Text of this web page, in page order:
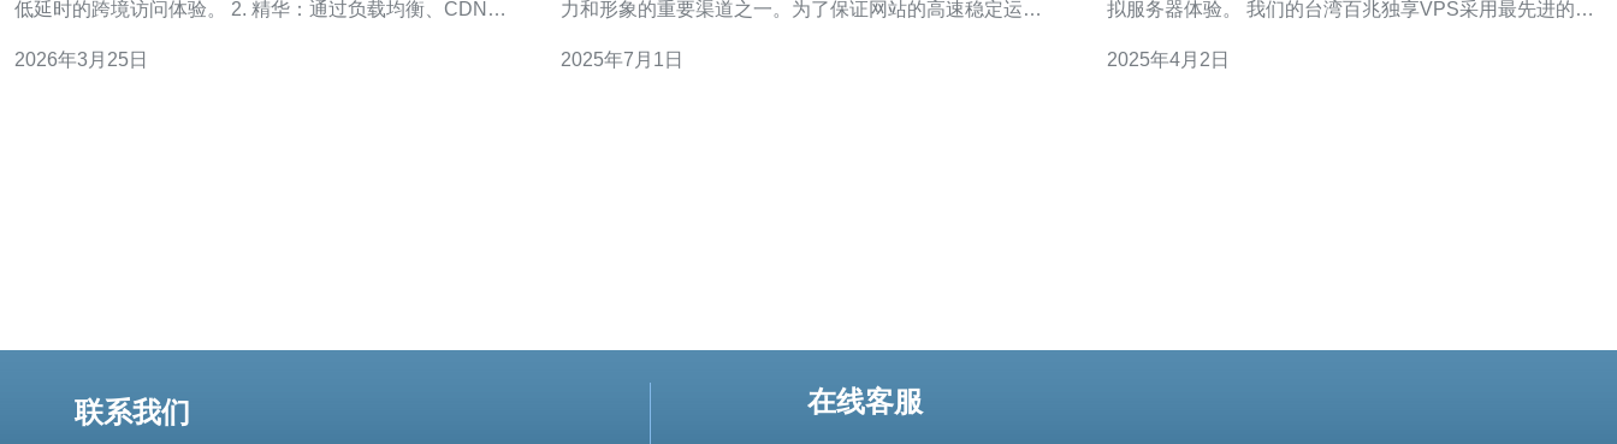
低延时的跨境访问体验。 2. 精华：通过负载均衡、CDN与
全合规与容灾策略，构建可审计、可恢复的企业级架构。
2026年3月25日
力和形象的重要渠道之一。为了保证网站的高速稳定运
务器大带宽云主机就是一款备受推崇的选择。 台湾服务器
2025年7月1日
拟服务器体验。 我们的台湾百兆独享VPS采用最先进的硬
量的硬件设备，如SSD硬盘和高性能处理器，以确保服务
2025年4月2日
联系我们 在线客服